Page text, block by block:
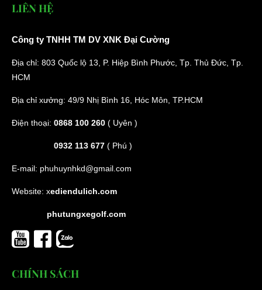
LIÊN HỆ
Công ty TNHH TM DV XNK Đại Cường
Địa chỉ: 803 Quốc lộ 13, P. Hiệp Bình Phước, Tp. Thủ Đức, Tp.
HCM
Địa chỉ xưởng: 49/9 Nhị Bình 16, Hóc Môn, TP.HCM
Điện thoại: 0868 100 260 ( Uyên )
0932 113 677 ( Phú )
E-mail: phuhuynhkd@gmail.com
Website: xediendulich.com
phutungxegolf.com
CHÍNH SÁCH